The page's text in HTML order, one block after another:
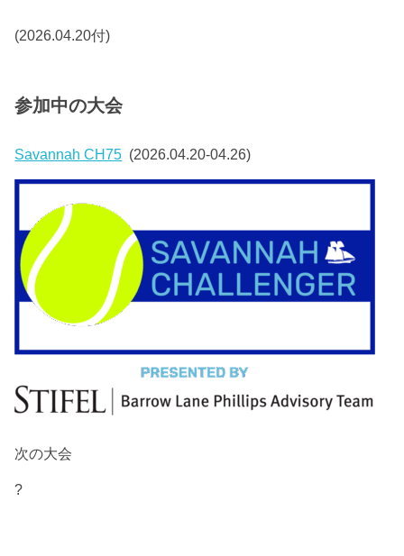
(2026.04.20付)
参加中の大会
Savannah CH75 (2026.04.20-04.26)
次の大会
?